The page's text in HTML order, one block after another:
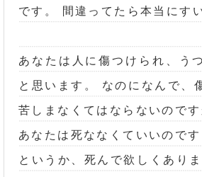
です。 間違ってたら本当にす
あなたは人に傷つけられ、う
と思います。 なのになんで、
苦しまなくてはならないのです
あなたは死ななくていいのです
というか、死んで欲しくあり